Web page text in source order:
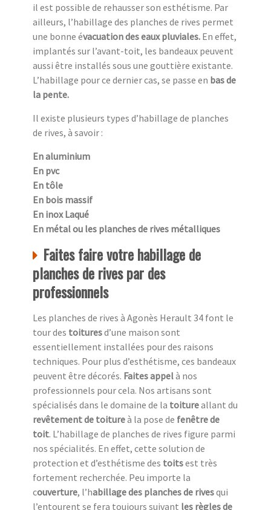
il est possible de rehausser son esthétisme. Par
ailleurs, l’habillage des planches de rives permet
une bonne évacuation des eaux pluviales. En effet,
implantés sur l’avant-toit, les bandeaux peuvent
aussi être installés sous une gouttière existante.
L’habillage pour ce dernier cas, se passe en bas de
la pente.
Il existe plusieurs types d’habillage de planches
de rives, à savoir :
En aluminium
En pvc
En tôle
En bois massif
En inox Laqué
En métal ou les planches de rives métalliques
Faites faire votre habillage de
planches de rives par des
professionnels
Les planches de rives à Agonès Herault 34 font le
tour des toituresd’une maison sont
essentiellement installées pour des raisons
techniques. Pour plus d’esthétisme, ces bandeaux
peuvent être décorés. Faites appelà nos
professionnels pour cela. Nos artisans sont
spécialisés dans le domaine de la toitureallant du
revêtement de toitureà la pose de fenêtre de
toit. L’habillage de planches de rives figure parmi
nos spécialités. En effet, cette solution de
protection et d’esthétisme des toitsest très
fortement recherchée. Peu importe la
couverture, l’habillage des planches de rivesqui
l’entourent se fera toujours suivant les règles de